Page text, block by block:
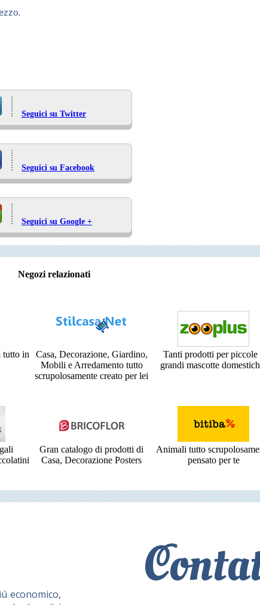
Seguici su Twitter
Seguici su Facebook
Seguici su Google +
Negozi relazionati
tutto in
Casa, Decorazione, Giardino,
Mobili e Arredamento tutto
scrupolosamente creato per lei
Tanti prodotti per piccole
grandi mascotte
Gran catalogo di prodotti di
Casa, Decorazione Posters
Animali tutto
pensato per te
economico,